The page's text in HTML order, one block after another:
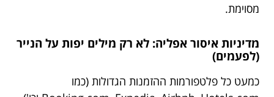
מסוימת.
מדיניות איסור אפליה: לא רק מילים יפות על הנייר
(לפעמים)
כמעט כל פלטפורמות ההזמנות הגדולות (כמו